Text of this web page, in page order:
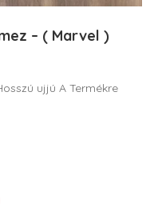
– ( Marvel )
ujjú A Termékre